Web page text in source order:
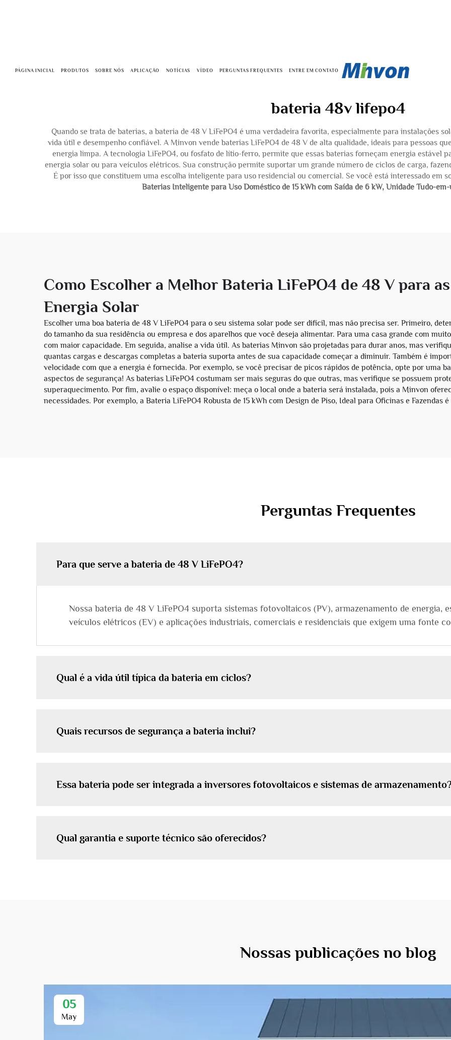
PÁGINA INICIAL PRODUTOS SOBRE NÓS APLICAÇÃO NOTÍCIAS VÍDEO PERGUNTAS FREQUENTES ENTRE EM CONTATO
bateria 48v lifepo4
Quando se trata de baterias, a bateria de 48 V LiFePO4 é uma verdadeira favorita, especialmente para instalações
vida útil e desempenho confiável. A Minvon vende baterias LiFePO4 de 48 V de alta qualidade, ideais para pessoas
energia limpa. A tecnologia LiFePO4, ou fosfato de lítio-ferro, permite que essas baterias forneçam energia estável
energia solar ou para veículos elétricos. Sua construção permite suportar um grande número de ciclos de carga,
É por isso que constituem uma escolha inteligente para uso residencial ou comercial. Se você está interessado em
Baterias Inteligente para Uso Doméstico de 15 kWh com Saída de 6 kW, Unidade Tudo-
Como Escolher a Melhor Bateria LiFePO4 de 48 V para
Energia Solar
Escolher uma boa bateria de 48 V LiFePO4 para o seu sistema solar pode ser difícil, mas não precisa ser. Primeiro,
do tamanho da sua residência ou empresa e dos aparelhos que você deseja alimentar. Para uma casa grande com
com maior capacidade. Em seguida, analise a vida útil. As baterias Minvon são projetadas para durar anos, mas
quantas cargas e descargas completas a bateria suporta antes de sua capacidade começar a diminuir. Também é
velocidade com que a energia é fornecida. Por exemplo, se você precisar de picos rápidos de potência, opte por uma
aspectos de segurança! As baterias LiFePO4 costumam ser mais seguras do que outras, mas verifique se possuem
superaquecimento. Por fim, avalie o espaço disponível: meça o local onde a bateria será instalada, pois a Minvon
necessidades. Por exemplo, a Bateria LiFePO4 Robusta de 15 kWh com Design de Piso, Ideal para Oficinas e Fazendas é
Perguntas Frequentes
Para que serve a bateria de 48 V LiFePO4?
Nossa bateria de 48 V LiFePO4 suporta sistemas fotovoltaicos (PV), armazenamento de energia,
veículos elétricos (EV) e aplicações industriais, comerciais e residenciais que exigem uma fonte
Qual é a vida útil típica da bateria em ciclos?
Quais recursos de segurança a bateria inclui?
Essa bateria pode ser integrada a inversores fotovoltaicos e sistemas de
Qual garantia e suporte técnico são oferecidos?
Nossas publicações no blog
05
May